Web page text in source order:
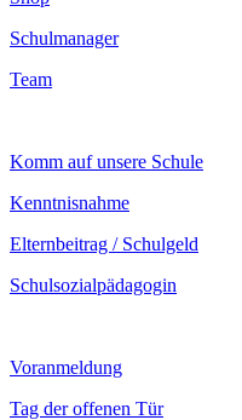
Schulmanager
Team
Komm auf unsere Schule
Kenntnisnahme
Elternbeitrag / Schulgeld
Schulsozialpädagogin
Voranmeldung
Tag der offenen Tür